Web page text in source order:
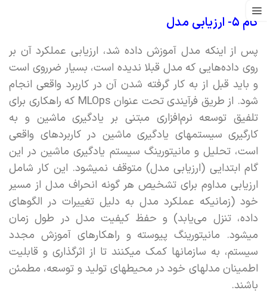
گام ۵- ارزیابی مدل
پس از اینکه مدل آموزش داده شد، ارزیابی عملکرد آن بر
روی داده‌هایی که مدل قبلا ندیده است، بسیار ضرروی است
و باید قبل از به کار گرفته شدن آن در کاربرد واقعی انجام
شود. از طریق فرآیندی تحت عنوان MLOps‌ که راهکاری برای
تلفیق توسعه نرم‌افزاری مبتنی بر یادگیری ماشین و به
کارگیری سیستمهای یادگیری ماشین در کاربردهای واقعی
است، تحلیل و مانیتورینگ سیستم یادگیری ماشین در این
گام ابتدایی (ارزیابی مدل)‌ متوقف نمیشود. این کار شامل
ارزیابی مداوم برای تشخیص هر گونه انحراف مدل از مسیر
خود (زمانیکه عملکرد مدل به دلیل تغییرات در الگوهای
داده،‌ تنزل می‌یابد) و حفظ کیفیت مدل در طول زمان
میشود. مانیتورینگ پیوسته و راهکارهای آموزش مجدد
سیستم، به سازمانها کمک میکنند تا از اثرگذاری و قابلیت
اطمینان مدلهای خود در محیطهای تولید و توسعه، مطمئن
باشند.